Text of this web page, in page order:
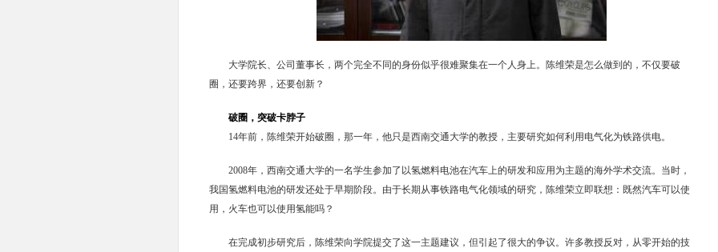
大学院长、公司董事长，两个完全不同的身份似乎很难聚集在一个人身上。陈维荣是怎么做到的，不仅要破
圈，还要跨界，还要创新？
破圈，突破卡脖子
14年前，陈维荣开始破圈，那一年，他只是西南交通大学的教授，主要研究如何利用电气化为铁路供电。
2008年，西南交通大学的一名学生参加了以氢燃料电池在汽车上的研发和应用为主题的海外学术交流。当时，
我国氢燃料电池的研发还处于早期阶段。由于长期从事铁路电气化领域的研究，陈维荣立即联想：既然汽车可以使
用，火车也可以使用氢能吗？
在完成初步研究后，陈维荣向学院提交了这一主题建议，但引起了很大的争议。许多教授反对，从零开始的技